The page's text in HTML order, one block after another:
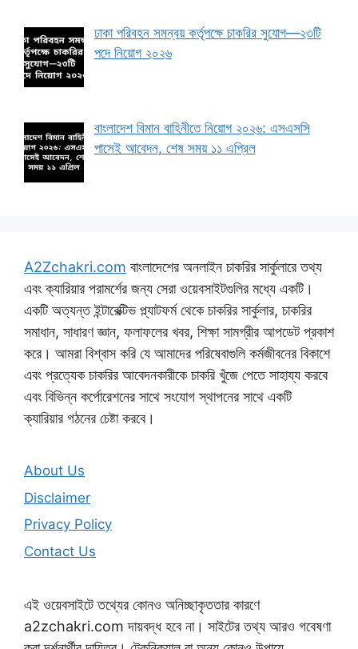
ঢাকা পরিবহন সমন্বয় কর্তৃপক্ষে চাকরির সুযোগ—২৩টি
পদে নিয়োগ ২০২৬
বাংলাদেশ বিমান বাহিনীতে নিয়োগ ২০২৬: এসএসসি
পাসেই আবেদন, শেষ সময় ১১ এপ্রিল
A2Zchakri.com বাংলাদেশের অনলাইন চাকরির সার্কুলারে তথ্য
এবং ক্যারিয়ার পরামর্শের জন্য সেরা ওয়েবসাইটগুলির মধ্যে একটি।
একটি অত্যন্ত ইন্টারেক্টিভ প্ল্যাটফর্ম থেকে চাকরির সার্কুলার, চাকরির
সমাধান, সাধারণ জ্ঞান, ফলাফলের খবর, শিক্ষা সামগ্রীর আপডেট প্রকাশ
করে। আমরা বিশ্বাস করি যে আমাদের পরিষেবাগুলি কর্মজীবনের বিকাশে
এবং প্রত্যেক চাকরির আবেদনকারীকে চাকরি খুঁজে পেতে সাহায্য করবে
এবং বিভিন্ন কর্পোরেশনের সাথে সংযোগ স্থাপনের সাথে একটি
ক্যারিয়ার গঠনের চেষ্টা করবে।
About Us
Disclaimer
Privacy Policy
Contact Us
এই ওয়েবসাইটে তথ্যের কোনও অনিচ্ছাকৃততার কারণে
a2zchakri.com দায়বদ্ধ হবে না। সাইটের তথ্য আরও গবেষণা